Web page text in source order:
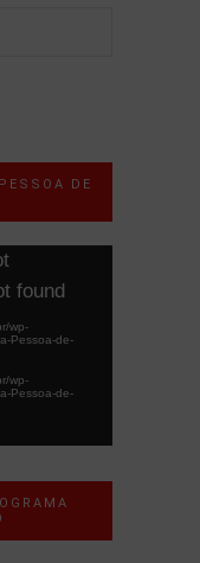
DE
found
wp-
Pessoa-de-
wp-
Pessoa-de-